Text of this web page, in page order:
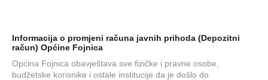
Informacija o promjeni računa javnih prihoda (Depozitni
račun) Općine Fojnica
Općina Fojnica obavještava sve fizičke i pravne osobe,
budžetske korisnike i ostale institucije da je došlo do